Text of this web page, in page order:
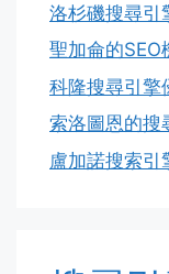
洛杉磯搜尋引
聖加侖的SEO
科隆搜尋引擎
索洛圖恩的搜
盧加諾搜索引